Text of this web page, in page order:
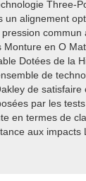
Three-
un alignement
commun
en O
Dotées de la
de
de satisfaire
par les
en termes de
aux impacts